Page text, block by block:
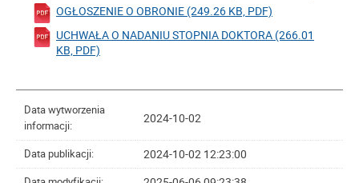
OGŁOSZENIE O OBRONIE (249.26 KB, PDF)
UCHWAŁA O NADANIU STOPNIA DOKTORA (266.01
KB, PDF)
Data wytworzenia
informacji:
2024-10-02
Data publikacji: 2024-10-02 12:23:00